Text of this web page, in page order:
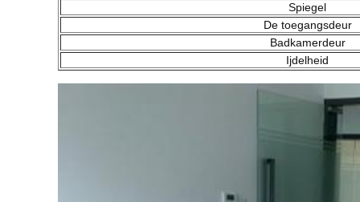
Spiegel
De toegangsdeur
Badkamerdeur
Ijdelheid